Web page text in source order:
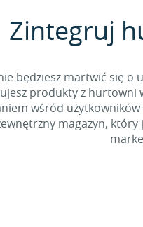
Zintegruj
będziesz martwić się
produkty z hurtowni
wśród
magazyn,